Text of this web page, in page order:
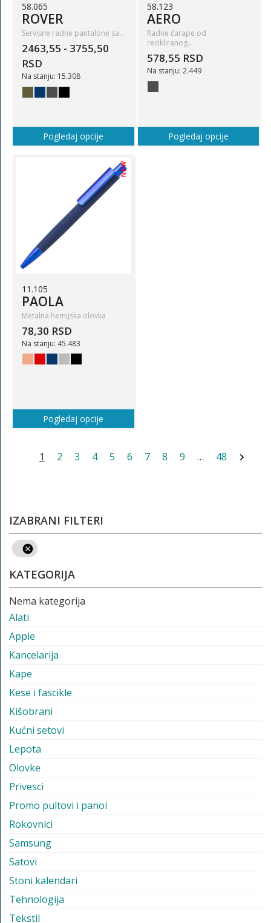
58.065
ROVER
Servisne radne pantalone sa…
2463,55 - 3755,50
RSD
Na stanju: 15.308
Pogledaj opcije
58.123
AERO
Radne čarape od
recikliranog…
578,55 RSD
Na stanju: 2.449
Pogledaj opcije
NEW
11.105
PAOLA
Metalna hemijska olovka
78,30 RSD
Na stanju: 45.483
Pogledaj opcije
1 2 3 4 5 6 7 8 9 … 48
IZABRANI FILTERI
KATEGORIJA
Nema kategorija
Alati
Apple
Kancelarija
Kape
Kese i fascikle
Kišobrani
Kućni setovi
Lepota
Olovke
Privesci
Promo pultovi i panoi
Rokovnici
Samsung
Satovi
Stoni kalendari
Tehnologija
Tekstil